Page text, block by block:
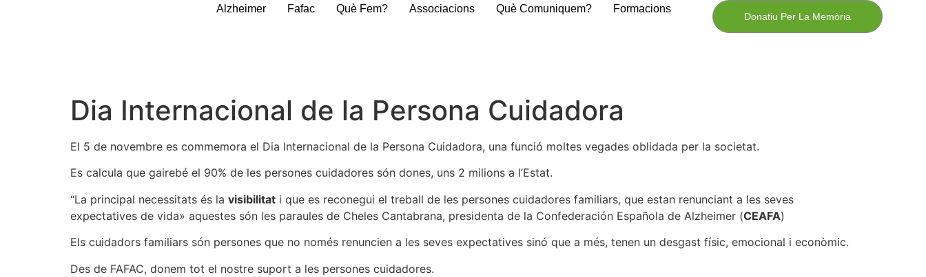
Alzheimer Fafac Què Fem? Associacions Què Comuniquem? Formacions
Donatiu Per La Memòria
Dia Internacional de la Persona Cuidadora
El 5 de novembre es commemora el Dia Internacional de la Persona Cuidadora, una funció moltes vegades oblidada per la societat.
Es calcula que gairebé el 90% de les persones cuidadores són dones, uns 2 milions a l’Estat.
“La principal necessitats és la visibilitat i que es reconegui el treball de les persones cuidadores familiars, que estan renunciant a les seves
expectatives de vida» aquestes són les paraules de Cheles Cantabrana, presidenta de la Confederación Española de Alzheimer (CEAFA)
Els cuidadors familiars són persones que no només renuncien a les seves expectatives sinó que a més, tenen un desgast físic, emocional i econòmic.
Des de FAFAC, donem tot el nostre suport a les persones cuidadores.